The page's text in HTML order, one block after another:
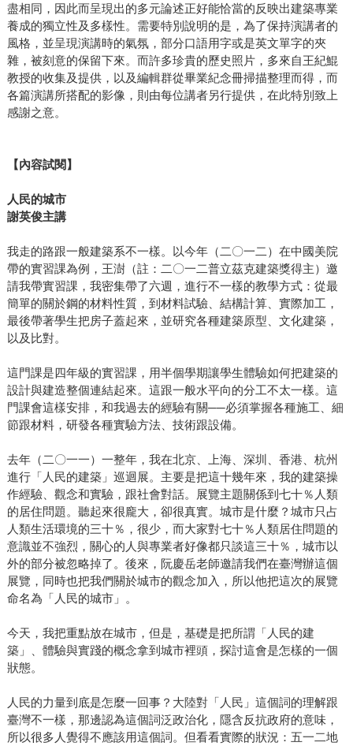
盡相同，因此而呈現出的多元論述正好能恰當的反映出建築專業
養成的獨立性及多樣性。需要特別說明的是，為了保持演講者的
風格，並呈現演講時的氣氛，部分口語用字或是英文單字的夾
雜，被刻意的保留下來。而許多珍貴的歷史照片，多來自王紀鯤
教授的收集及提供，以及編輯群從畢業紀念冊掃描整理而得，而
各篇演講所搭配的影像，則由每位講者另行提供，在此特別致上
感謝之意。
【內容試閱】
人民的城市
謝英俊主講
我走的路跟一般建築系不一樣。以今年（二〇一二）在中國美院
帶的實習課為例，王澍（註：二〇一二普立茲克建築獎得主）邀
請我帶實習課，我密集帶了六週，進行不一樣的教學方式：從最
簡單的關於鋼的材料性質，到材料試驗、結構計算、實際加工，
最後帶著學生把房子蓋起來，並研究各種建築原型、文化建築，
以及比對。
這門課是四年級的實習課，用半個學期讓學生體驗如何把建築的
設計與建造整個連結起來。這跟一般水平向的分工不太一樣。這
門課會這樣安排，和我過去的經驗有關──必須掌握各種施工、細
節跟材料，研發各種實驗方法、技術跟設備。
去年（二〇一一）一整年，我在北京、上海、深圳、香港、杭州
進行「人民的建築」巡迴展。主要是把這十幾年來，我的建築操
作經驗、觀念和實驗，跟社會對話。展覽主題關係到七十％人類
的居住問題。聽起來很龐大，卻很真實。城市是什麼？城市只占
人類生活環境的三十％，很少，而大家對七十％人類居住問題的
意識並不強烈，關心的人與專業者好像都只談這三十％，城市以
外的部分被忽略掉了。後來，阮慶岳老師邀請我們在臺灣辦這個
展覽，同時也把我們關於城市的觀念加入，所以他把這次的展覽
命名為「人民的城市」。
今天，我把重點放在城市，但是，基礎是把所謂「人民的建
築」、體驗與實踐的概念拿到城市裡頭，探討這會是怎樣的一個
狀態。
人民的力量到底是怎麼一回事？大陸對「人民」這個詞的理解跟
臺灣不一樣，那邊認為這個詞泛政治化，隱含反抗政府的意味，
所以很多人覺得不應該用這個詞。但看看實際的狀況：五一二地